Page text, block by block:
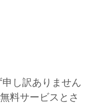
し訳ありません
料サービスとさ